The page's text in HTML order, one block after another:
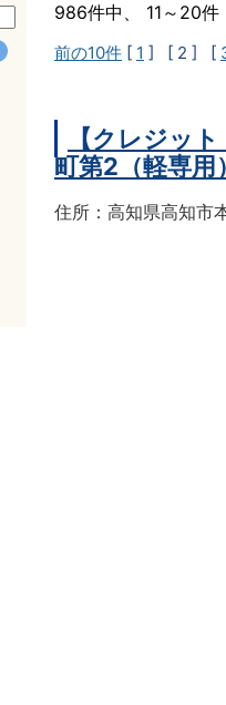
986件中、 11～20
前の10件 [ 1 ] [ 2 ] [
【クレジッ
町第2（軽専用
住所：高知県高知市